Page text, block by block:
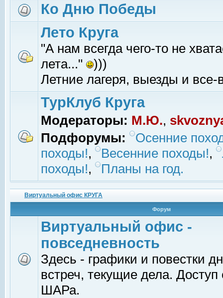
Ко Дню Победы
Лето Круга
"А нам всегда чего-то не
лета..."
)))
Летние лагеря, выезды и все-
ТурКлуб Круга
Модераторы: М.Ю.,
Подфорумы:
Осенние
походы!, Весенние походы!,
походы!, Планы на год.
Виртуальный офис КРУГА
Форум
Виртуальный офис -
повседневность
Здесь - графики и повестки
встреч, текущие дела.
ШАРа.